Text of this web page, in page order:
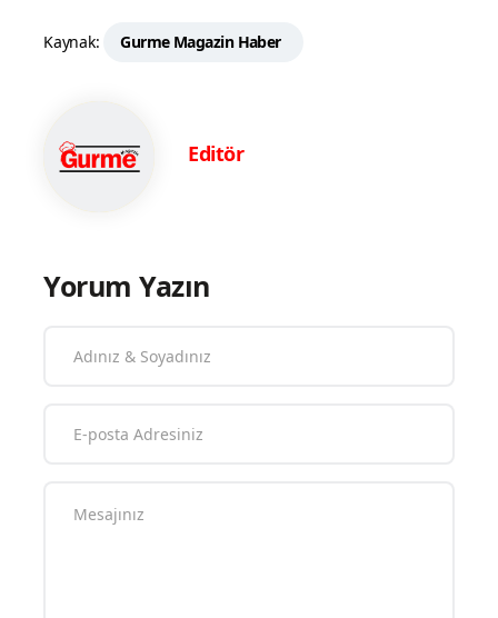
Kaynak: Gurme Magazin Haber
Editör
Yorum Yazın